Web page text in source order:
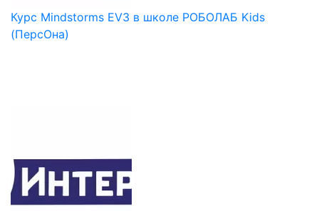
Курс Mindstorms EV3 в школе РОБОЛАБ Kids
(ПерсОна)